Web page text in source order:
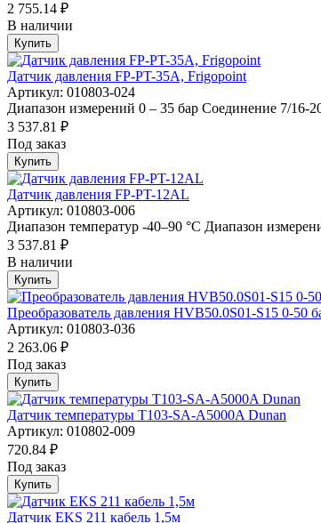
2 755.14 ₽
В наличии
Купить
Датчик давления FP-PT-35A, Frigopoint
Артикул: 010803-024
Диапазон измерений 0 – 35 бар Соединение 7/16-
3 537.81 ₽
Под заказ
Купить
Датчик давления FP-PT-12AL
Артикул: 010803-006
Диапазон температур -40–90 °С Диапазон
3 537.81 ₽
В наличии
Купить
Преобразователь давления HVB50.0S01-S15 0-50
Артикул: 010803-036
2 263.06 ₽
Под заказ
Купить
Датчик температуры T103-SA-A5000A Dunan
Артикул: 010802-009
720.84 ₽
Под заказ
Купить
Датчик EKS 211 кабель 1,5м